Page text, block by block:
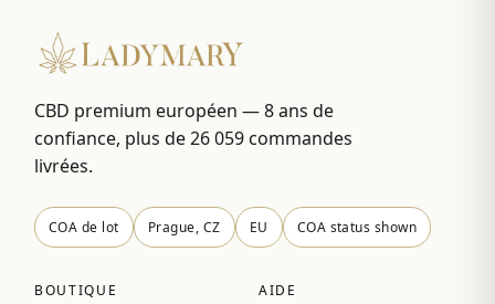
CBD premium européen — 8 ans de
confiance, plus de 26 059 commandes
livrées.
COA de lot Prague, CZ EU COA status shown
BOUTIQUE AIDE